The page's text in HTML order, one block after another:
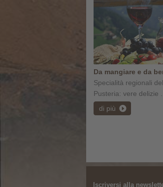
Da mangiare e da
Specialità regionali
Pusteria: vere delizie ...
di più
Iscriversi alla